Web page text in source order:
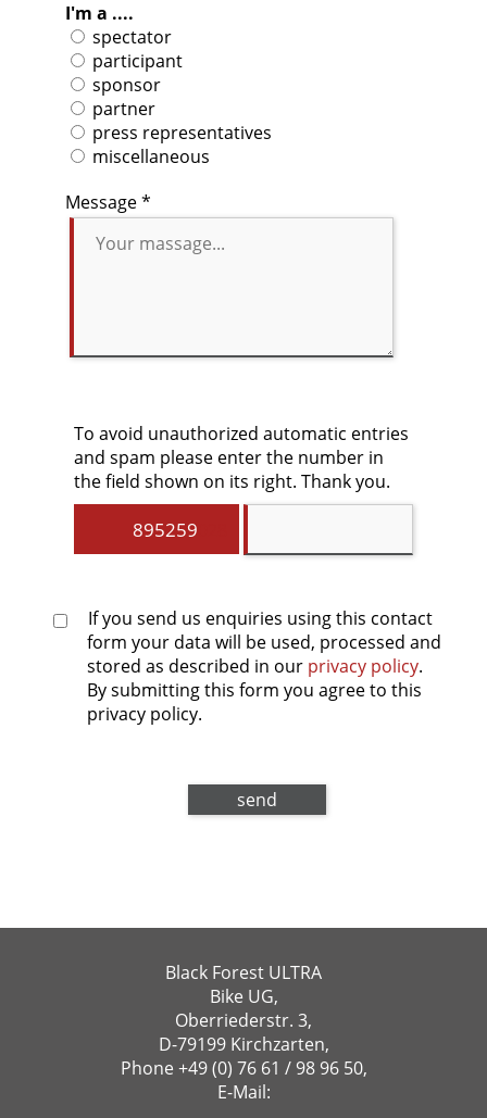
I'm a ....
spectator
participant
sponsor
partner
press representatives
miscellaneous
Message *
To avoid unauthorized automatic entries
and spam please enter the number in
the field shown on its right. Thank you.
895259
If you send us enquiries using this contact
form your data will be used, processed and
stored as described in our privacy policy.
By submitting this form you agree to this
privacy policy.
Black Forest ULTRA
Bike UG,
Oberriederstr. 3,
D-79199 Kirchzarten,
Phone +49 (0) 76 61 / 98 96 50,
E-Mail: